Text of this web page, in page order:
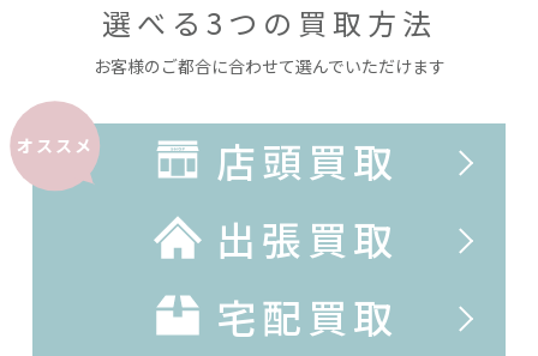
選べる3つの買取方法
お客様のご都合に合わせて選んでいただけます
オススメ
店頭買取
出張買取
宅配買取